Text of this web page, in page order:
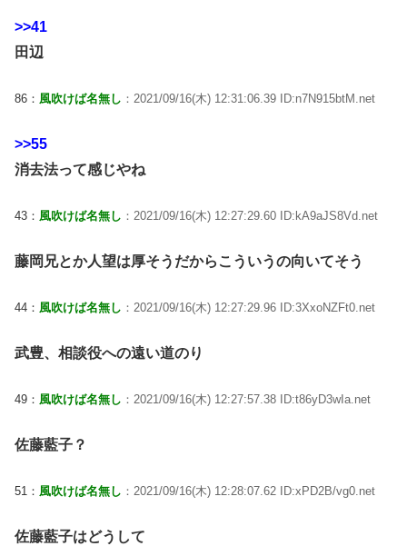
>>41
田辺
86： 風吹けば名無し ：2021/09/16(木) 12:31:06.39 ID:n7N915btM.net
>>55
消去法って感じやね
43： 風吹けば名無し ：2021/09/16(木) 12:27:29.60 ID:kA9aJS8Vd.net
藤岡兄とか人望は厚そうだからこういうの向いてそう
44： 風吹けば名無し ：2021/09/16(木) 12:27:29.96 ID:3XxoNZFt0.net
武豊、相談役への遠い道のり
49： 風吹けば名無し ：2021/09/16(木) 12:27:57.38 ID:t86yD3wIa.net
佐藤藍子？
51： 風吹けば名無し ：2021/09/16(木) 12:28:07.62 ID:xPD2B/vg0.net
佐藤藍子はどうして